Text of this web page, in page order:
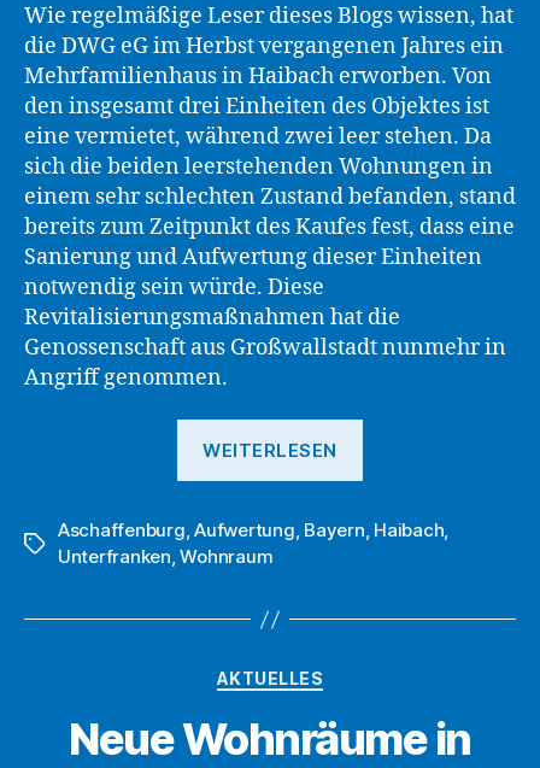
Mitglieder
gemacht“
Wie regelmäßige Leser dieses Blogs wissen, hat
die DWG eG im Herbst vergangenen Jahres ein
Mehrfamilienhaus in Haibach erworben. Von
den insgesamt drei Einheiten des Objektes ist
eine vermietet, während zwei leer stehen. Da
sich die beiden leerstehenden Wohnungen in
einem sehr schlechten Zustand befanden, stand
bereits zum Zeitpunkt des Kaufes fest, dass eine
Sanierung und Aufwertung dieser Einheiten
notwendig sein würde. Diese
Revitalisierungsmaßnahmen hat die
Genossenschaft aus Großwallstadt nunmehr in
Angriff genommen.
WEITERLESEN
zwei
Schlagwörter
Aschaffenburg,Aufwertung, Bayern, Haibach,
Unterfranken,Wohnraum
Kategorien
AKTUELLES
Neue Wohnräume in